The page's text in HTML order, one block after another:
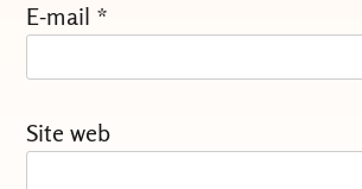
E-mail *
Site web